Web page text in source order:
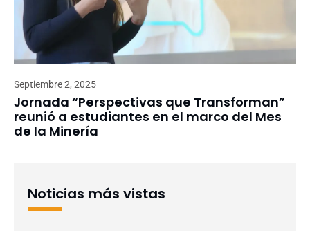
Septiembre 2, 2025
Jornada “Perspectivas que Transforman”
reunió a estudiantes en el marco del Mes
de la Minería
Noticias más vistas